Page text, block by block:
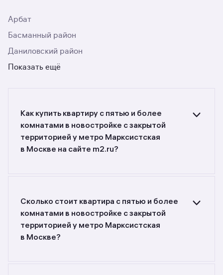
Арбат
Басманный район
Даниловский район
Показать ещё
Как купить квартиру с пятью и более
комнатами в новостройке c закрытой
территорией у метро Марксистская
в Москве на сайте m2.ru?
Воспользуйтесь фильтрами или поиском
в разделе.
Сколько стоит квартира с пятью и более
комнатами в новостройке c закрытой
территорией у метро Марксистская
в Москве?